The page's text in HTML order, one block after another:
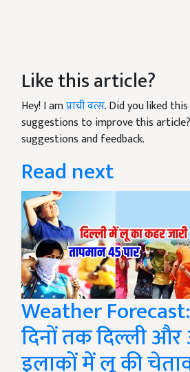
Like this article?
Hey! I amप्राची वत्स. Did you liked
suggestions to improve this article?
suggestions and feedback.
Read next
Weather
दिनों तक दिल्ली
इलाकों में लू की